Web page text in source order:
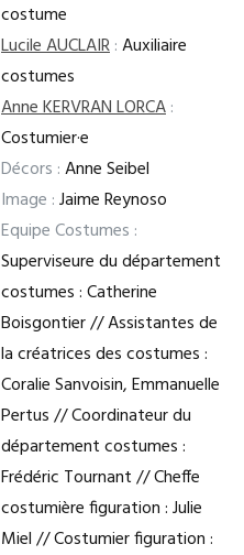
costume
Lucile AUCLAIR:Auxiliaire
costumes
Anne KERVRAN LORCA:
Costumier·e
Décors :Anne Seibel
Image :Jaime Reynoso
Equipe Costumes :
Superviseure du département
costumes : Catherine
Boisgontier // Assistantes de
la créatrices des costumes :
Coralie Sanvoisin, Emmanuelle
Pertus // Coordinateur du
département costumes :
Frédéric Tournant // Cheffe
costumière figuration : Julie
Miel // Costumier figuration :